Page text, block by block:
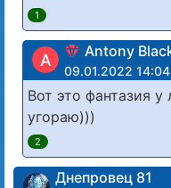
1
A Antony
09.01.2022 14:04
Вот это фантазия
угораю)))
2
Днепровец 81